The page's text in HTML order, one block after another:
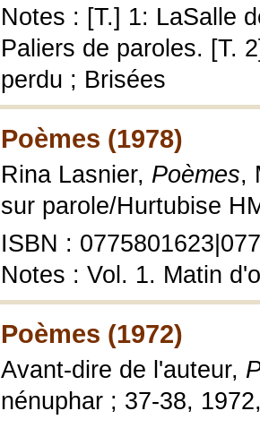
Notes : [T.] 1: LaSalle
Paliers de paroles. [T.
perdu ; Brisées
Poèmes (1978)
Rina Lasnier, Poèmes,
sur parole/Hurtubise
ISBN :
Notes : Vol. 1. Matin
Poèmes (1972)
Avant-dire de l'auteur,
nénuphar ; 37-38,